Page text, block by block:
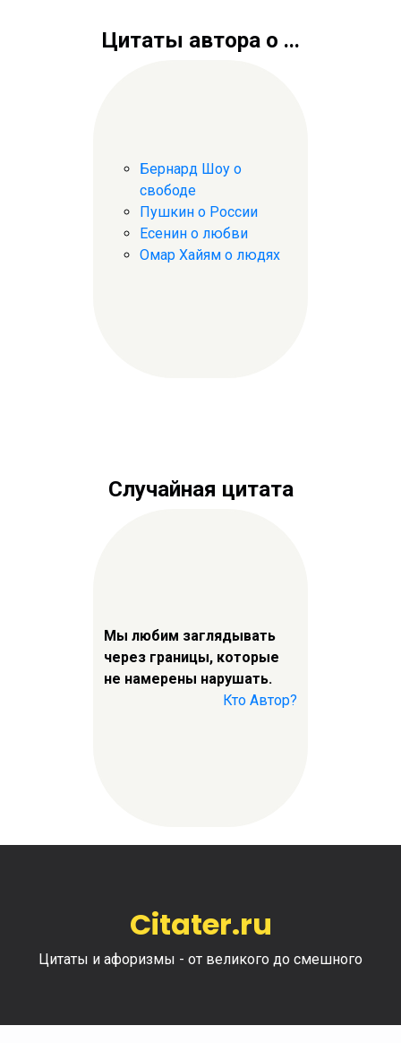
Цитаты автора о ...
Бернард Шоу о
свободе
Пушкин о России
Есенин о любви
Омар Хайям о людях
Случайная цитата
Мы любим заглядывать
через границы, которые
не намерены нарушать.
Кто Автор?
Citater.ru
Цитаты и афоризмы - от великого до смешного